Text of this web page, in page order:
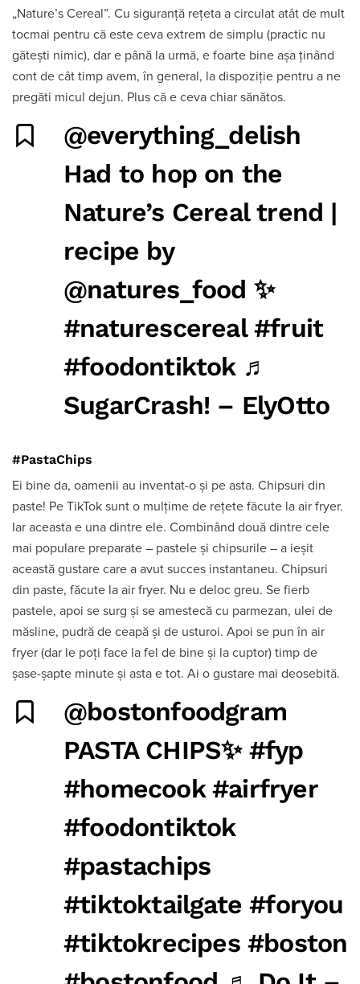
„Nature’s Cereal”. Cu siguranță rețeta a circulat atât de mult
tocmai pentru că este ceva extrem de simplu (practic nu
gătești nimic), dar e până la urmă, e foarte bine așa ținând
cont de cât timp avem, în general, la dispoziție pentru a ne
pregăti micul dejun. Plus că e ceva chiar sănătos.
@everything_delish
Had to hop on the
Nature’s Cereal trend |
recipe by
@natures_food ✨
#naturescereal #fruit
#foodontiktok ♬
SugarCrash! – ElyOtto
#PastaChips
Ei bine da, oamenii au inventat-o și pe asta. Chipsuri din
paste! Pe TikTok sunt o mulțime de rețete făcute la air fryer.
Iar aceasta e una dintre ele. Combinând două dintre cele
mai populare preparate – pastele și chipsurile – a ieșit
această gustare care a avut succes instantaneu. Chipsuri
din paste, făcute la air fryer. Nu e deloc greu. Se fierb
pastele, apoi se surg și se amestecă cu parmezan, ulei de
măsline, pudră de ceapă și de usturoi. Apoi se pun în air
fryer (dar le poți face la fel de bine și la cuptor) timp de
șase-șapte minute și asta e tot. Ai o gustare mai deosebită.
@bostonfoodgram
PASTA CHIPS✨ #fyp
#homecook #airfryer
#foodontiktok
#pastachips
#tiktoktailgate #foryou
#tiktokrecipes #boston